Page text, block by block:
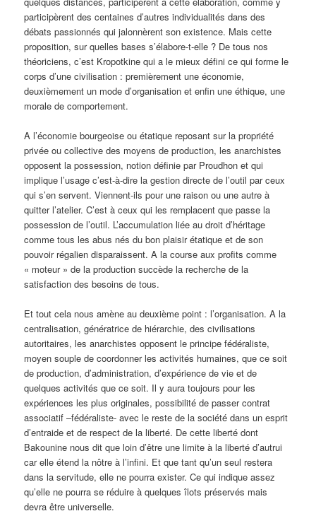
participèrent des centaines d’autres individualités dans des
débats passionnés qui jalonnèrent son existence. Mais cette
proposition, sur quelles bases s’élabore-t-elle ? De tous nos
théoriciens, c’est Kropotkine qui a le mieux défini ce qui forme le
corps d’une civilisation : premièrement une économie,
deuxièmement un mode d’organisation et enfin une éthique, une
morale de comportement.
A l’économie bourgeoise ou étatique reposant sur la propriété
privée ou collective des moyens de production, les anarchistes
opposent la possession, notion définie par Proudhon et qui
implique l’usage c’est-à-dire la gestion directe de l’outil par ceux
qui s’en servent. Viennent-ils pour une raison ou une autre à
quitter l’atelier. C’est à ceux qui les remplacent que passe la
possession de l’outil. L’accumulation liée au droit d’héritage
comme tous les abus nés du bon plaisir étatique et de son
pouvoir régalien disparaissent. A la course aux profits comme
« moteur » de la production succède la recherche de la
satisfaction des besoins de tous.
Et tout cela nous amène au deuxième point : l’organisation. A la
centralisation, génératrice de hiérarchie, des civilisations
autoritaires, les anarchistes opposent le principe fédéraliste,
moyen souple de coordonner les activités humaines, que ce soit
de production, d’administration, d’expérience de vie et de
quelques activités que ce soit. Il y aura toujours pour les
expériences les plus originales, possibilité de passer contrat
associatif –fédéraliste- avec le reste de la société dans un esprit
d’entraide et de respect de la liberté. De cette liberté dont
Bakounine nous dit que loin d’être une limite à la liberté d’autrui
car elle étend la nôtre à l’infini. Et que tant qu’un seul restera
dans la servitude, elle ne pourra exister. Ce qui indique assez
qu’elle ne pourra se réduire à quelques îlots préservés mais
devra être universelle.